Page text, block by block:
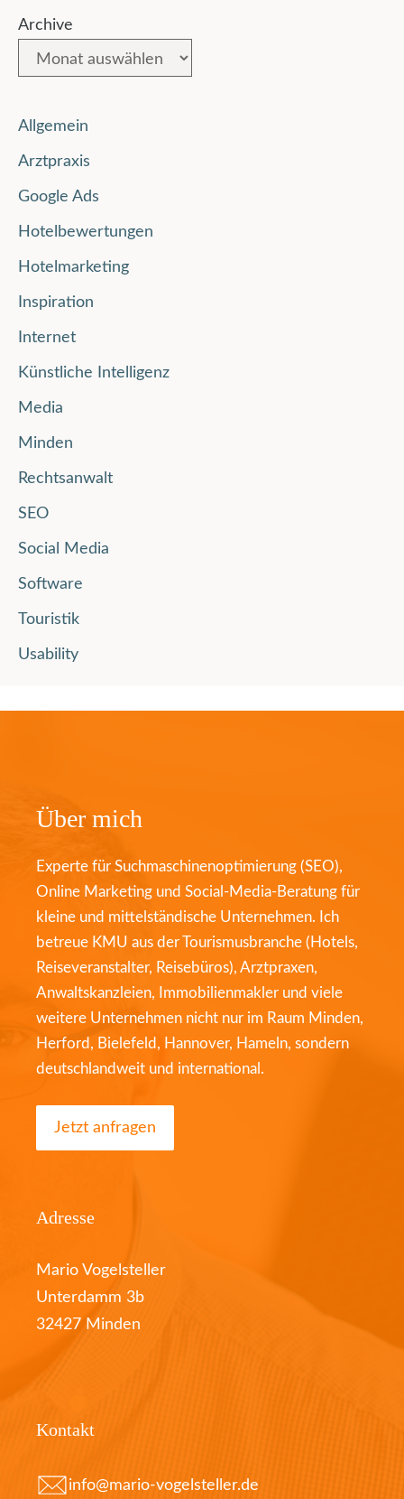
Archive
Allgemein
Arztpraxis
Google Ads
Hotelbewertungen
Hotelmarketing
Inspiration
Internet
Künstliche Intelligenz
Media
Minden
Rechtsanwalt
SEO
Social Media
Software
Touristik
Usability
Über mich
Experte für Suchmaschinenoptimierung (SEO),
Online Marketing und Social-Media-Beratung für
kleine und mittelständische Unternehmen. Ich
betreue KMU aus der Tourismusbranche (Hotels,
Reiseveranstalter, Reisebüros), Arztpraxen,
Anwaltskanzleien, Immobilienmakler und viele
weitere Unternehmen nicht nur im Raum Minden,
Herford, Bielefeld, Hannover, Hameln, sondern
deutschlandweit und international.
Jetzt anfragen
Adresse
Mario Vogelsteller
Unterdamm 3b
32427 Minden
Kontakt
info@mario-vogelsteller.de